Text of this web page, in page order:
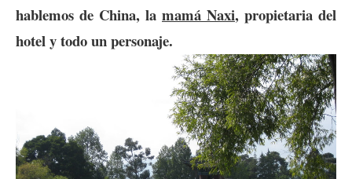
hablemos de China, la mamá Naxi, propietaria del
hotel y todo un personaje.